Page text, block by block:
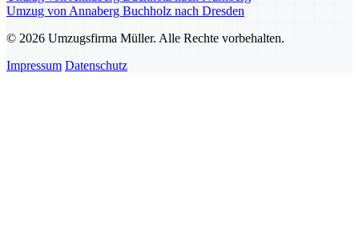
Umzug von Annaberg Buchholz nach Dresden
© 2026 Umzugsfirma Müller. Alle Rechte vorbehalten.
Impressum Datenschutz